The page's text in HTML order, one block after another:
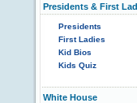
Presidents & First
Presidents
First Ladies
Kid Bios
Kids Quiz
White House